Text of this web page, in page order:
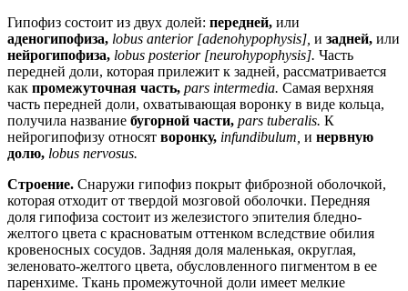
Гипофиз состоит из двух долей: передней, или
аденогипофиза, lobus anterior [adenohypophysis], и задней, или
нейрогипофиза, lobus posterior [neurohypophysis]. Часть
передней доли, которая прилежит к задней, рассматривается
как промежуточная часть, pars intermedia. Самая верхняя
часть передней доли, охватывающая воронку в виде кольца,
получила название бугорной части, pars tuberalis. К
нейрогипофизу относят воронку, infundibulum, и нервную
долю, lobus nervosus.
Строение. Снаружи гипофиз покрыт фиброзной оболочкой,
которая отходит от твердой мозговой оболочки. Передняя
доля гипофиза состоит из железистого эпителия бледно-
желтого цвета с красноватым оттенком вследствие обилия
кровеносных сосудов. Задняя доля маленькая, округлая,
зеленовато-желтого цвета, обусловленного пигментом в ее
паренхиме. Ткань промежуточной доли имеет мелкие